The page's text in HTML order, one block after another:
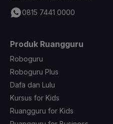
0815 7441 0000
Produk Ruangguru
Roboguru
Roboguru Plus
Dafa dan Lulu
Kursus for Kids
Ruangguru for Kids